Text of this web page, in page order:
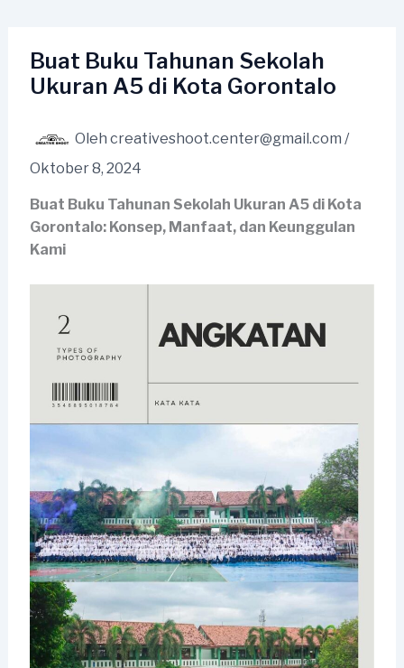
kontenBuat Buku Tahunan Sekolah
Ukuran A5 di Kota Gorontalo
Oleh creativeshoot.center@gmail.com /
Oktober 8, 2024
Buat Buku Tahunan Sekolah Ukuran A5 di Kota
Gorontalo: Konsep, Manfaat, dan Keunggulan
Kami